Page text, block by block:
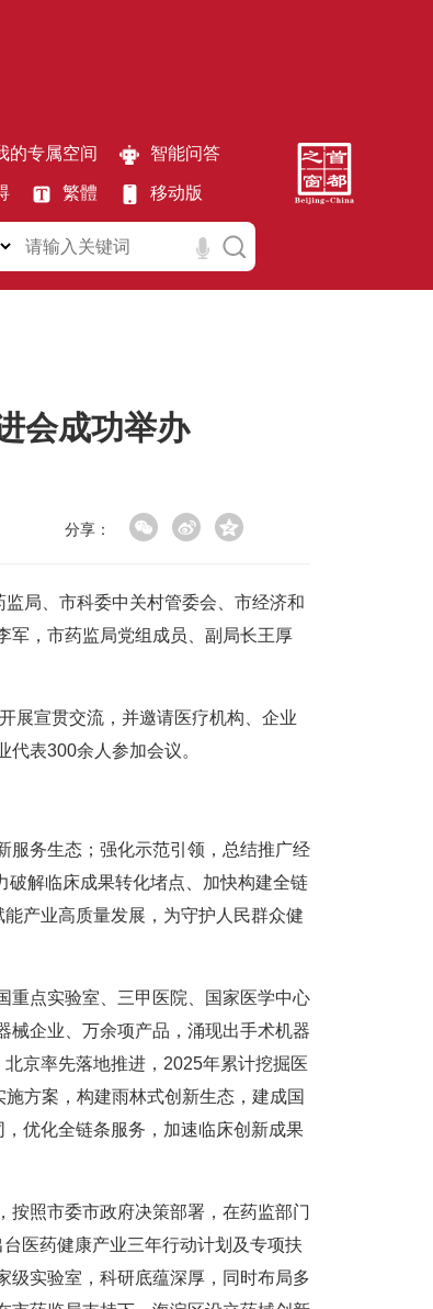
的专属空间 智能问答
繁體 移动版
会成功举办
分享：
局、市科委中关村管委会、市经济和
军，市药监局党组成员、副局长王厚
展宣贯交流，并邀请医疗机构、企业
表300余人参加会议。
务生态；强化示范引领，总结推广经
破解临床成果转化堵点、加快构建全链
产业高质量发展，为守护人民群众健
点实验室、三甲医院、国家医学中心
械企业、万余项产品，涌现出手术机器
京率先落地推进，2025年累计挖掘医
方案，构建雨林式创新生态，建成国
优化全链条服务，加速临床创新成果
照市委市政府决策部署，在药监部门
医药健康产业三年行动计划及专项扶
级实验室，科研底蕴深厚，同时布局多